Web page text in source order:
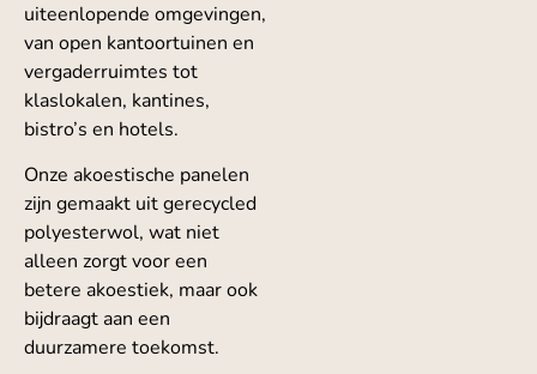
uiteenlopende omgevingen,
van open kantoortuinen en
vergaderruimtes tot
klaslokalen, kantines,
bistro’s en hotels.
Onze akoestische panelen
zijn gemaakt uit gerecycled
polyesterwol, wat niet
alleen zorgt voor een
betere akoestiek, maar ook
bijdraagt aan een
duurzamere toekomst.